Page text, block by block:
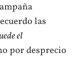
las
el
por desprecio